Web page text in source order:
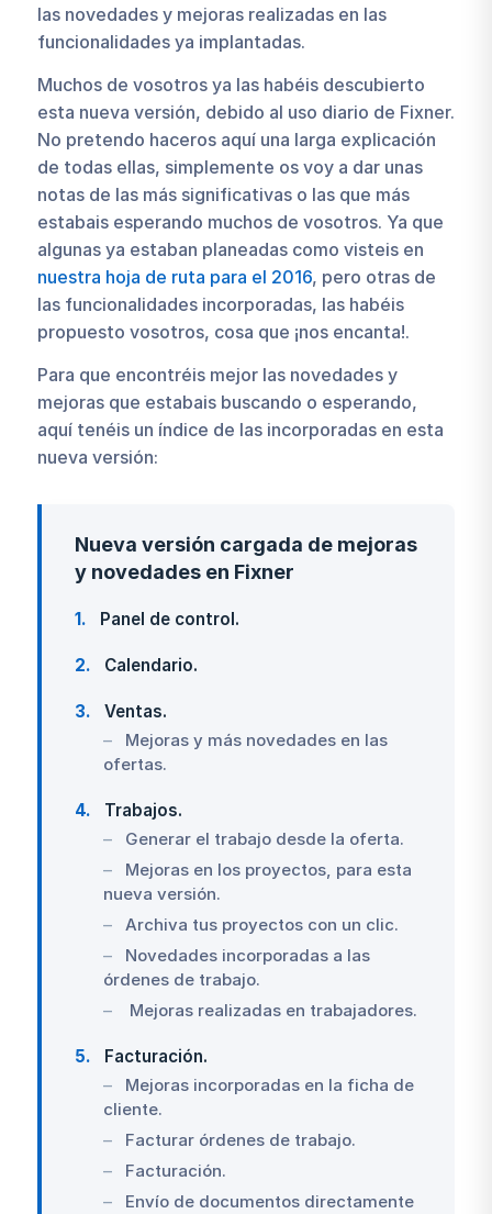
las novedades y mejoras realizadas en las
funcionalidades ya implantadas.
Muchos de vosotros ya las habéis descubierto
esta nueva versión, debido al uso diario de Fixner.
No pretendo haceros aquí una larga explicación
de todas ellas, simplemente os voy a dar unas
notas de las más significativas o las que más
estabais esperando muchos de vosotros. Ya que
algunas ya estaban planeadas como visteis en
nuestra hoja de ruta para el 2016, pero otras de
las funcionalidades incorporadas, las habéis
propuesto vosotros, cosa que ¡nos encanta!.
Para que encontréis mejor las novedades y
mejoras que estabais buscando o esperando,
aquí tenéis un índice de las incorporadas en esta
nueva versión:
Nueva versión cargada de mejoras
y novedades en Fixner
1 Panel de control.
2 Calendario.
3
Ventas.
Mejoras y más novedades en las
ofertas.
4
Trabajos.
Generar el trabajo desde la oferta.
Mejoras en los proyectos, para esta
nueva versión.
Archiva tus proyectos con un clic.
Novedades incorporadas a las
órdenes de trabajo.
Mejoras realizadas en trabajadores.
5
Facturación.
Mejoras incorporadas en la ficha de
cliente.
Facturar órdenes de trabajo.
Facturación.
Envío de documentos directamente